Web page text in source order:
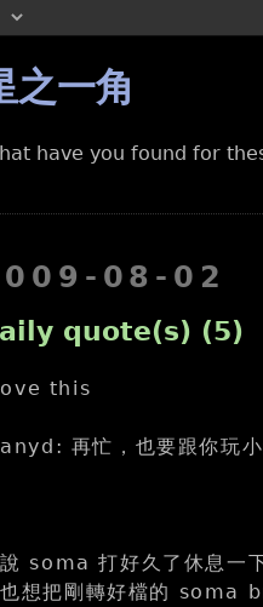
之一角
have you found for
08-02
quote(s) (5)
this
再忙，也要跟你玩小
soma 打好久了休息一
想把剛轉好檔的 soma